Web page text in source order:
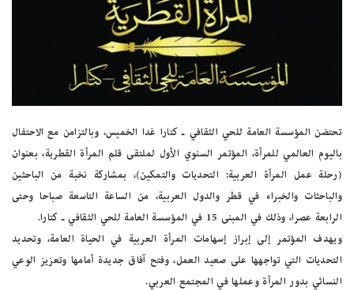
تحتضن المؤسسة العامة للحي الثقافي ـ كتارا غدا الخميس، وبالتزامن مع الاحتفال
باليوم العالمي للمرأة، المؤتمر السنوي الأول لملتقى قلم المرأة القطرية، بعنوان
(رحلة عمل المرأة العربية: التحديات والتمكين)، بمشاركة نخبة من الباحثين
والباحثات والخبراء في قطر والدول العربية، من الساعة التاسعة صباحا وحتى
الرابعة عصرا، وذلك في المبنى 15 في المؤسسة العامة للحي الثقافي ـ كتارا.
ويهدف المؤتمر إلى إبراز إسهامات المرأة العربية في الحياة العامة، وتحديد
التحديات التي تواجهها على صعيد العمل، وفتح آفاق جديدة أمامها وتعزيز الوعي
النسائي بدور المرأة وعملها في المجتمع العربي.